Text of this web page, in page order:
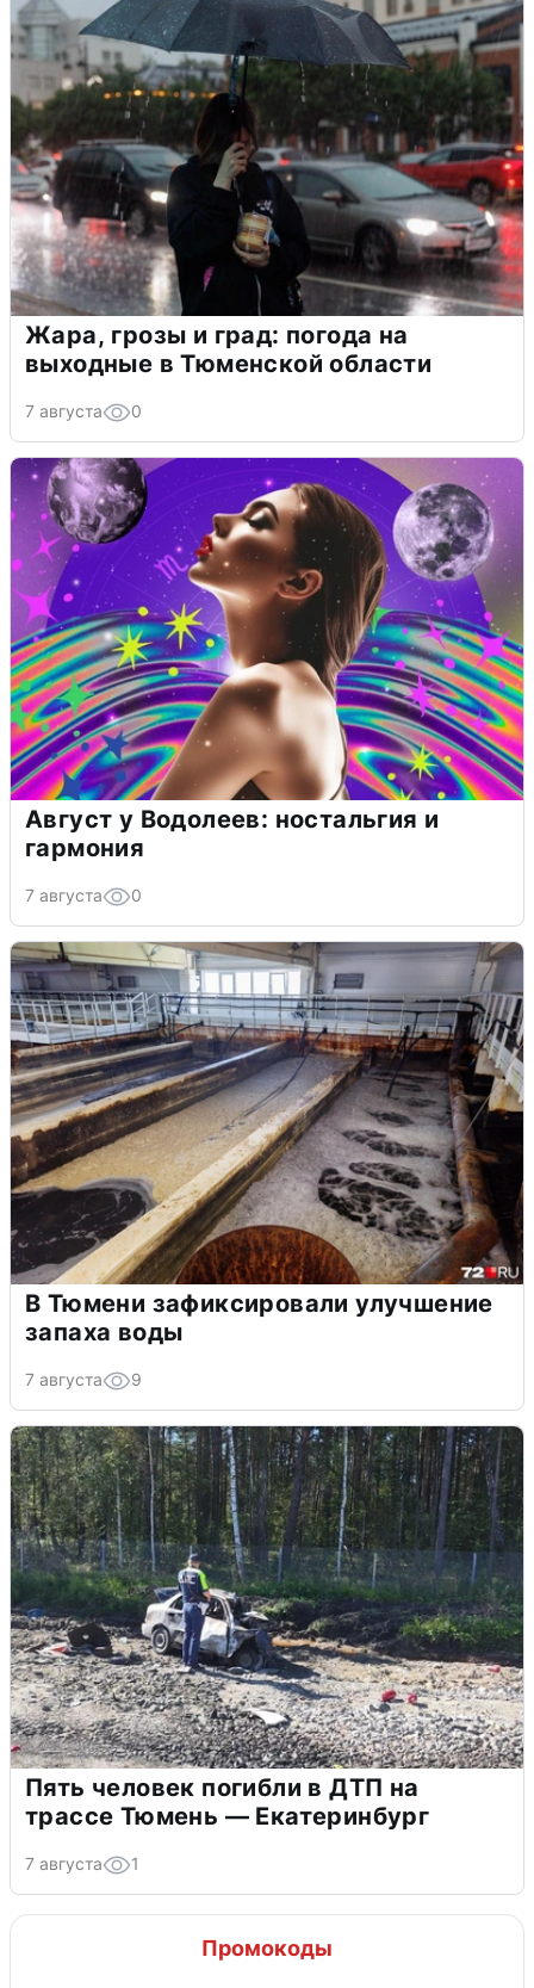
Жара, грозы и град: погода на
выходные в Тюменской области
7 августа 0
Август у Водолеев: ностальгия и
гармония
7 августа 0
В Тюмени зафиксировали улучшение
запаха воды
7 августа 9
Пять человек погибли в ДТП на
трассе Тюмень — Екатеринбург
7 августа 1
Промокоды